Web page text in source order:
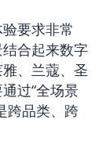
要求非常
合起来数字
、兰蔻、圣
过“全场景
跨品类、跨